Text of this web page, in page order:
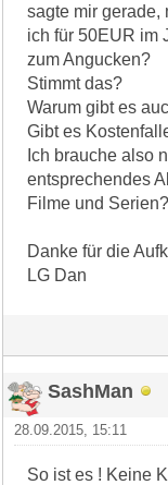
sagte mir gerade,
ich für 50EUR im
zum Angucken?
Stimmt das?
Warum gibt es
Gibt es
Ich brauche also
entsprechendes
Filme und Serien?
Danke für die
LG Dan
SashMan
28.09.2015, 15:11
So ist es ! Keine